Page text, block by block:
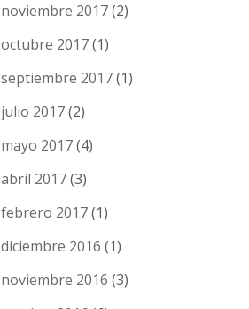
noviembre 2017(2)
octubre 2017(1)
septiembre 2017(1)
julio 2017(2)
mayo 2017(4)
abril 2017(3)
febrero 2017(1)
diciembre 2016 (1)
noviembre 2016 (3)